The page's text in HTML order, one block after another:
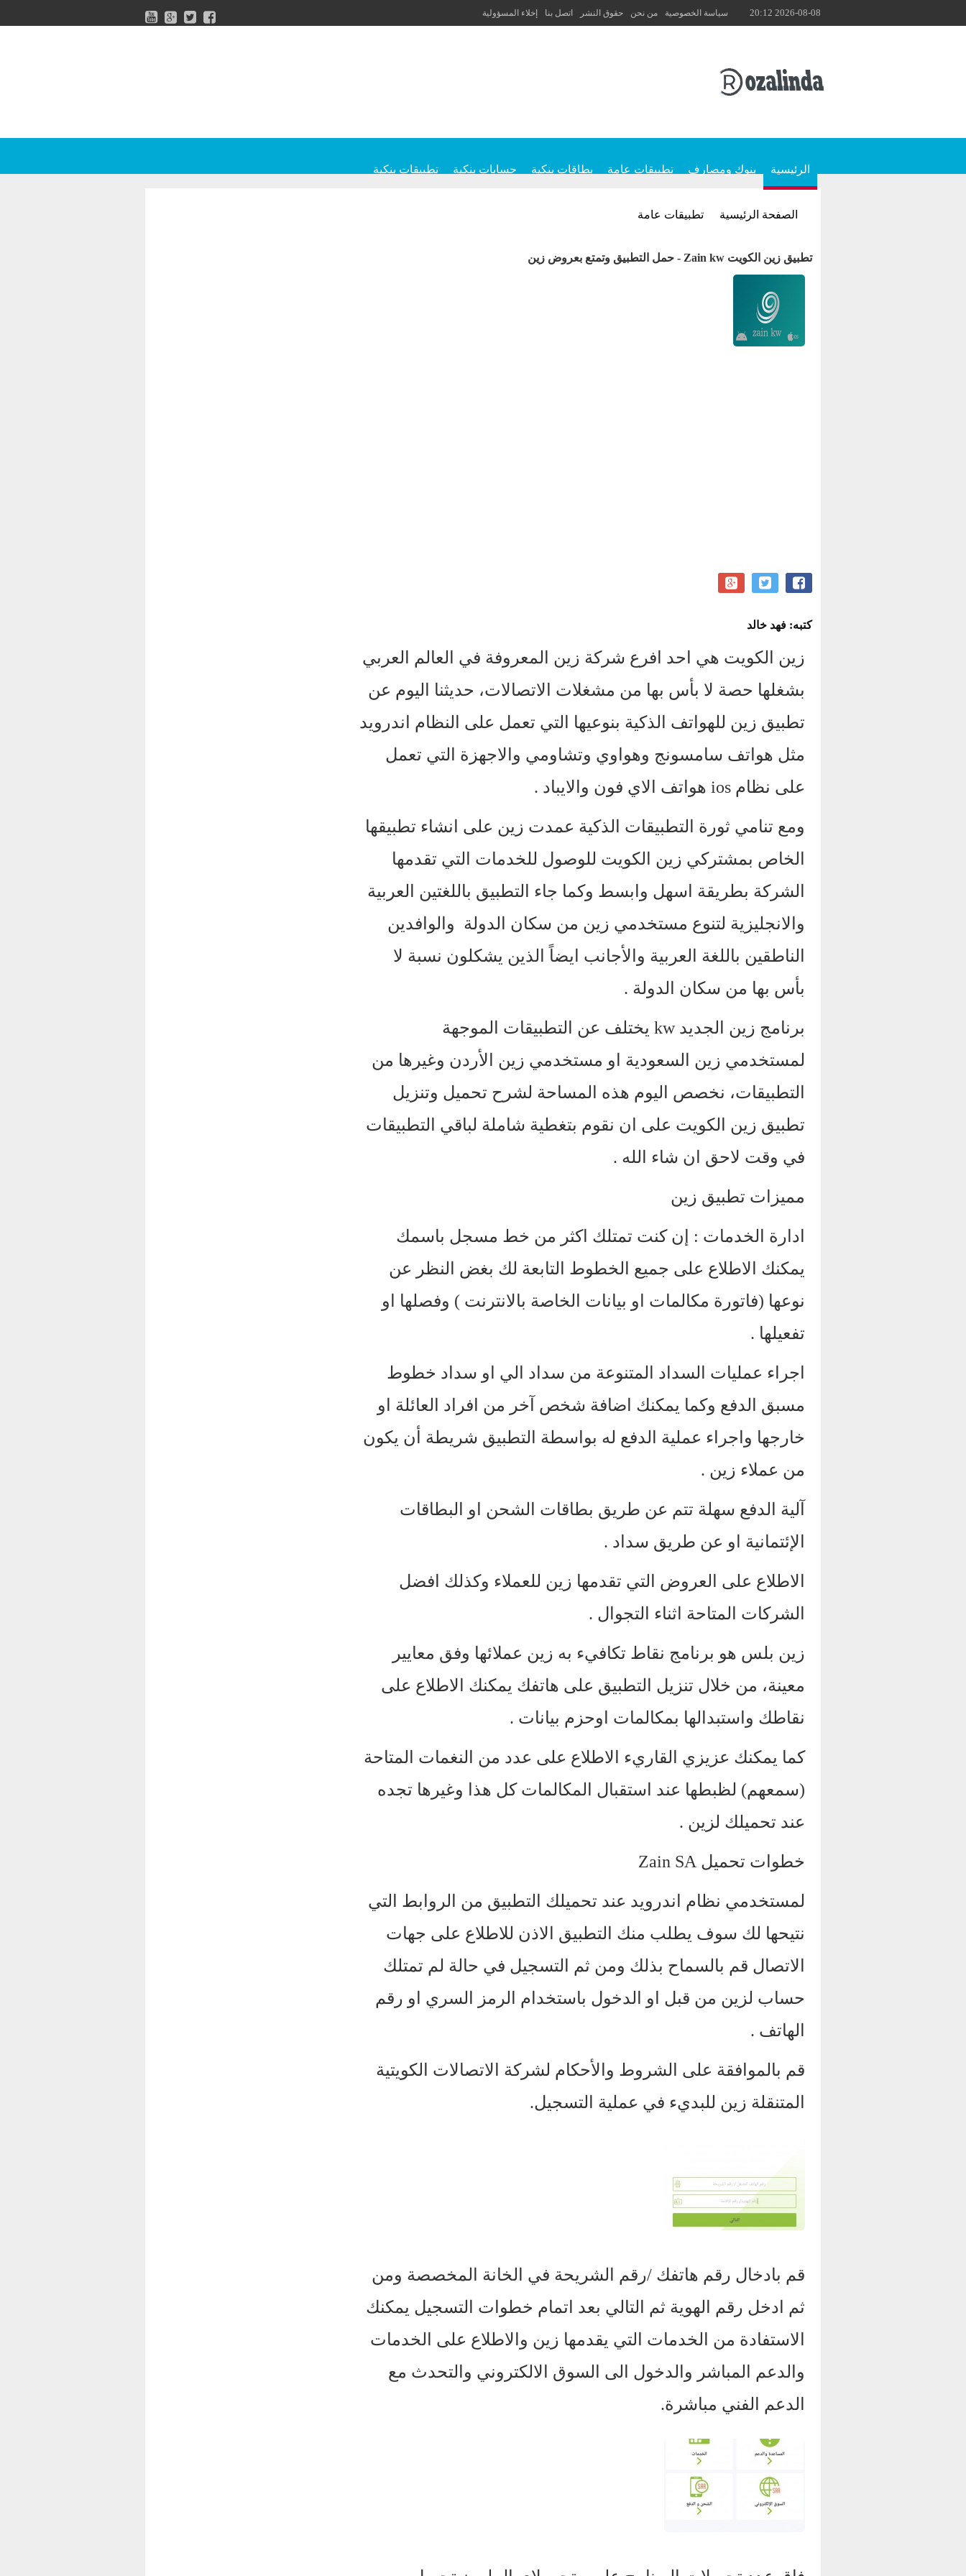
2026-08-08 20:12 سياسة الخصوصية من نحن حقوق النشر اتصل بنا إخلاء المسؤولية
الرئيسية بنوك ومصارف تطبيقات عامة بطاقات بنكية حسابات بنكية تطبيقات بنكية
الصفحة الرئيسية تطبيقات عامة
تطبيق زين الكويت Zain kw - حمل التطبيق وتمتع بعروض زين
كتبه: فهد خالد
زين الكويت هي احد افرع شركة زين المعروفة في العالم العربي
بشغلها حصة لا بأس بها من مشغلات الاتصالات، حديثنا اليوم عن
تطبيق زين للهواتف الذكية بنوعيها التي تعمل على النظام اندرويد
مثل هواتف سامسونج وهواوي وتشاومي والاجهزة التي تعمل
على نظام ios هواتف الاي فون والايباد .
ومع تنامي ثورة التطبيقات الذكية عمدت زين على انشاء تطبيقها
الخاص بمشتركي زين الكويت للوصول للخدمات التي تقدمها
الشركة بطريقة اسهل وابسط وكما جاء التطبيق باللغتين العربية
والانجليزية لتنوع مستخدمي زين من سكان الدولة والوافدين
الناطقين باللغة العربية والأجانب ايضاً الذين يشكلون نسبة لا
بأس بها من سكان الدولة .
برنامج زين الجديد kw يختلف عن التطبيقات الموجهة
لمستخدمي زين السعودية او مستخدمي زين الأردن وغيرها من
التطبيقات، نخصص اليوم هذه المساحة لشرح تحميل وتنزيل
تطبيق زين الكويت على ان نقوم بتغطية شاملة لباقي التطبيقات
في وقت لاحق ان شاء الله .
مميزات تطبيق زين
ادارة الخدمات : إن كنت تمتلك اكثر من خط مسجل باسمك
يمكنك الاطلاع على جميع الخطوط التابعة لك بغض النظر عن
نوعها (فاتورة مكالمات او بيانات الخاصة بالانترنت ) وفصلها او
تفعيلها .
اجراء عمليات السداد المتنوعة من سداد الي او سداد خطوط
مسبق الدفع وكما يمكنك اضافة شخص آخر من افراد العائلة او
خارجها واجراء عملية الدفع له بواسطة التطبيق شريطة أن يكون
من عملاء زين .
آلية الدفع سهلة تتم عن طريق بطاقات الشحن او البطاقات
الإئتمانية او عن طريق سداد .
الاطلاع على العروض التي تقدمها زين للعملاء وكذلك افضل
الشركات المتاحة اثناء التجوال .
زين بلس هو برنامج نقاط تكافيء به زين عملائها وفق معايير
معينة، من خلال تنزيل التطبيق على هاتفك يمكنك الاطلاع على
نقاطك واستبدالها بمكالمات اوحزم بيانات .
كما يمكنك عزيزي القاريء الاطلاع على عدد من النغمات المتاحة
(سمعهم) لظبطها عند استقبال المكالمات كل هذا وغيرها تجده
عند تحميلك لزين .
خطوات تحميل Zain SA
لمستخدمي نظام اندرويد عند تحميلك التطبيق من الروابط التي
نتيحها لك سوف يطلب منك التطبيق الاذن للاطلاع على جهات
الاتصال قم بالسماح بذلك ومن ثم التسجيل في حالة لم تمتلك
حساب لزين من قبل او الدخول باستخدام الرمز السري او رقم
الهاتف .
قم بالموافقة على الشروط والأحكام لشركة الاتصالات الكويتية
المتنقلة زين للبديء في عملية التسجيل.
قم بادخال رقم هاتفك /رقم الشريحة في الخانة المخصصة ومن
ثم ادخل رقم الهوية ثم التالي بعد اتمام خطوات التسجيل يمكنك
الاستفادة من الخدمات التي يقدمها زين والاطلاع على الخدمات
والدعم المباشر والدخول الى السوق الالكتروني والتحدث مع
الدعم الفني مباشرة.